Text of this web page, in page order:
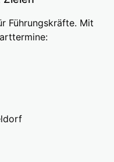
Führungskräfte. Mit